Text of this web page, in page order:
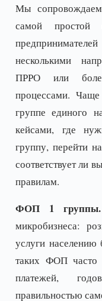
Мы
самой простой
несколькими
ПРРО или
процессами.
группе единого
кейсами, где
группу, перейти
соответствует ли
правилам.
ФОП 1 группы.
микробизнеса:
услуги
таких ФОП часто
платежей,
правильностью